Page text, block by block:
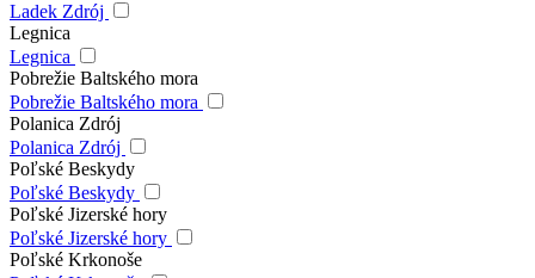
Ladek Zdrój
Legnica
Legnica
Pobrežie Baltského mora
Pobrežie Baltského mora
Polanica Zdrój
Polanica Zdrój
Poľské Beskydy
Poľské Beskydy
Poľské Jizerské hory
Poľské Jizerské hory
Poľské Krkonoše